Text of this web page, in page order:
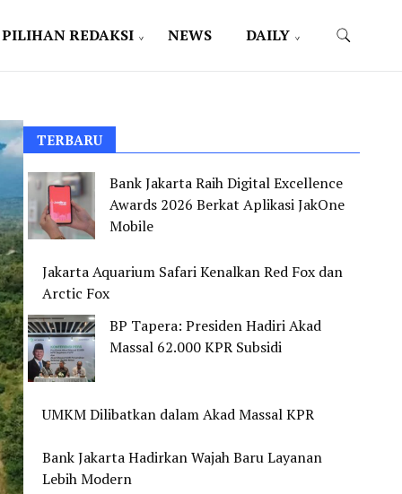
PILIHAN REDAKSI NEWS DAILY
TERBARU
Bank Jakarta Raih Digital Excellence
Awards 2026 Berkat Aplikasi JakOne
Mobile
Jakarta Aquarium Safari Kenalkan Red Fox dan
Arctic Fox
BP Tapera: Presiden Hadiri Akad
Massal 62.000 KPR Subsidi
UMKM Dilibatkan dalam Akad Massal KPR
Bank Jakarta Hadirkan Wajah Baru Layanan
Lebih Modern